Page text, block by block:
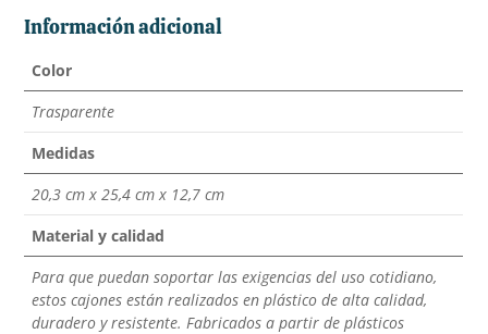
Información adicional
Color
Trasparente
Medidas
20,3 cm x 25,4 cm x 12,7 cm
Material y calidad
Para que puedan soportar las exigencias del uso cotidiano,
estos cajones están realizados en plástico de alta calidad,
duradero y resistente. Fabricados a partir de plásticos